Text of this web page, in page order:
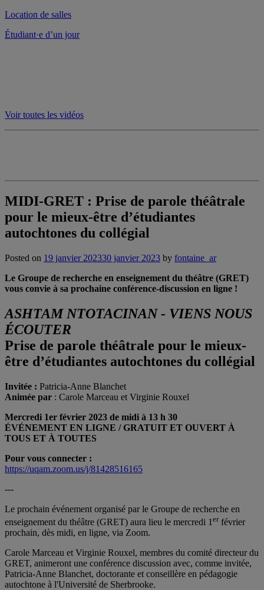
Location de salles
Étudiant·e d’un jour
Voir toutes les vidéos
MIDI-GRET : Prise de parole théâtrale
pour le mieux-être d’étudiantes
autochtones du collégial
Posted on 19 janvier 202330 janvier 2023 by fontaine_ar
Le Groupe de recherche en enseignement du théâtre (GRET)
vous convie à sa prochaine conférence-discussion en ligne !
ASHTAM NTOTACINAN - VIENS NOUS
ÉCOUTER
Prise de parole théâtrale pour le mieux-
être d’étudiantes autochtones du collégial
Invitée : Patricia-Anne Blanchet
Animée par : Carole Marceau et Virginie Rouxel
Mercredi 1er février 2023 de midi à 13 h 30
ÉVÉNEMENT EN LIGNE / GRATUIT ET OUVERT À
TOUS ET À TOUTES
Pour vous connecter :
https://uqam.zoom.us/j/81428516165
---
Le prochain événement organisé par le Groupe de recherche en
enseignement du théâtre (GRET) aura lieu le mercredi 1 erfévrier
prochain, dès midi, en ligne, via Zoom.
Carole Marceau et Virginie Rouxel, membres du comité directeur du
GRET, animeront une conférence discussion avec, comme invitée,
Patricia-Anne Blanchet, doctorante et conseillère en pédagogie
autochtone à l'Université de Sherbrooke.